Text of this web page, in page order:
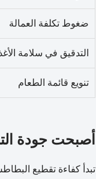
ضغوط تكلفة العمالة
التدقيق في سلامة
تنويع قائمة الطعام
أصبحت جودة
تبدأ كفاءة تقطيع